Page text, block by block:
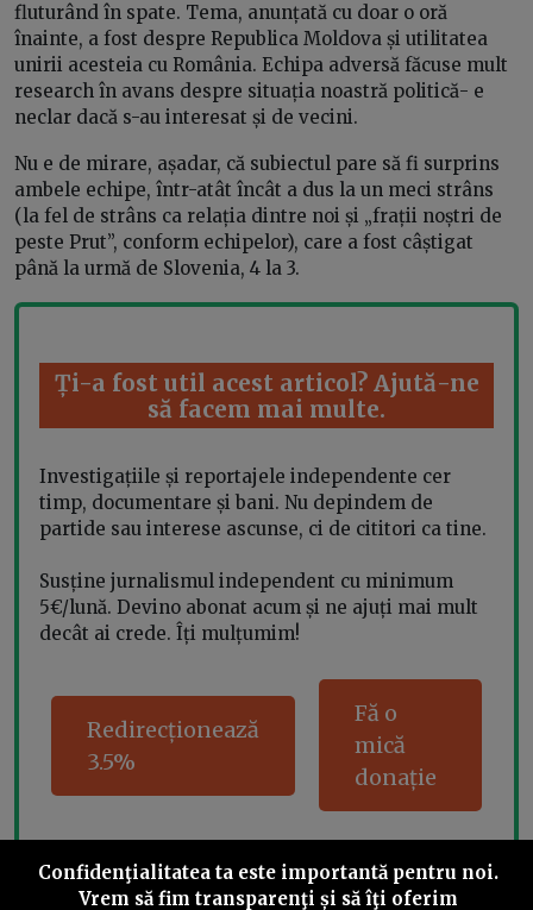
fluturând în spate. Tema, anunțată cu doar o oră
înainte, a fost despre Republica Moldova și utilitatea
unirii acesteia cu România. Echipa adversă făcuse mult
research în avans despre situația noastră politică- e
neclar dacă s-au interesat și de vecini.
Nu e de mirare, așadar, că subiectul pare să fi surprins
ambele echipe, într-atât încât a dus la un meci strâns
(la fel de strâns ca relația dintre noi și „frații noștri de
peste Prut”, conform echipelor), care a fost câștigat
până la urmă de Slovenia, 4 la 3.
Ți-a fost util acest articol? Ajută-ne
să facem mai multe.
Investigațiile și reportajele independente cer
timp, documentare și bani. Nu depindem de
partide sau interese ascunse, ci de cititori ca tine.
Susține jurnalismul independent cu minimum
5€/lună. Devino abonat acum și ne ajuți mai mult
decât ai crede. Îți mulțumim!
Redirecționează
3.5%
Fă o
mică
donație
Share this
Confidenţialitatea ta este importantă pentru noi.
Vrem să fim transparenţi și să îţi oferim